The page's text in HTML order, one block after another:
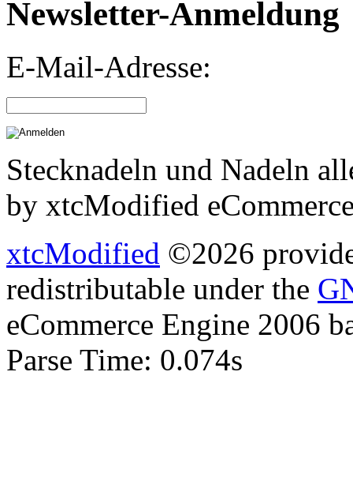
Newsletter-Anmeldung
E-Mail-Adresse:
Stecknadeln und Nadeln
by xtcModified
xtcModified ©2026
redistributable under the
eCommerce Engine 2006
Parse Time: 0.074s